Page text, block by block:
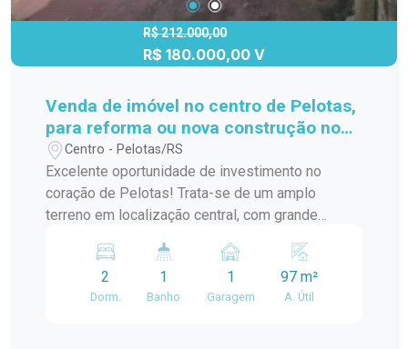
R$ 212.000,00
R$ 180.000,00 V
Venda de imóvel no centro de Pelotas,
para reforma ou nova construção no
terreno.
Centro - Pelotas/RS
Excelente oportunidade de investimento no
coração de Pelotas! Trata-se de um amplo
terreno em localização central, com grande
um novo imóvel. Destaques: Localização
privilegiada no centro da cidade Terreno
espaçoso, ideal para construção residencial ou
2
Dorm.
1
Banho
1
Garagem
97 m²
A. Útil